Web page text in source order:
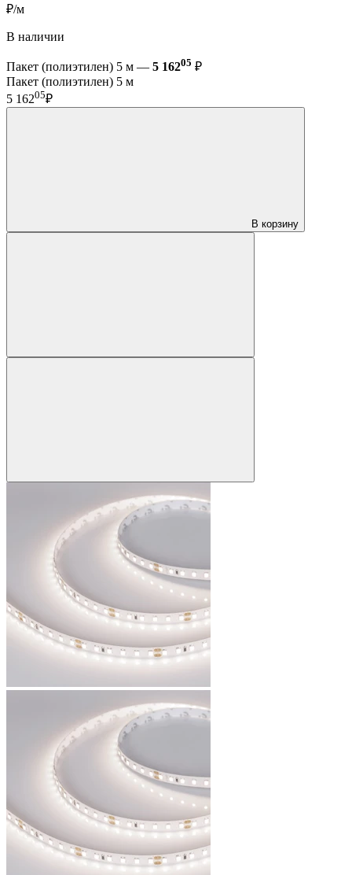
₽/м
В наличии
Пакет (полиэтилен) 5 м — 5 16205 ₽
Пакет (полиэтилен) 5 м
5 16205₽
В корзину